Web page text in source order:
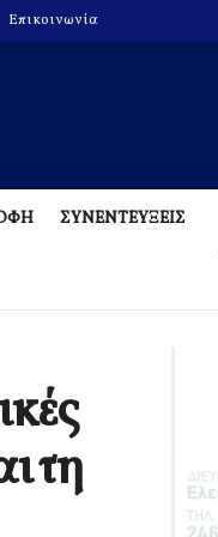
Επικοινωνία
ΣΥΝΕΝΤΕΥΞΕΙΣ
τη